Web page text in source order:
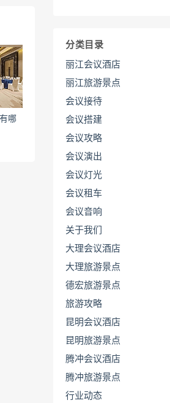
哪
分类目录
丽江会议酒店
丽江旅游景点
会议接待
会议搭建
会议攻略
会议演出
会议灯光
会议租车
会议音响
关于我们
大理会议酒店
大理旅游景点
德宏旅游景点
旅游攻略
昆明会议酒店
昆明旅游景点
腾冲会议酒店
腾冲旅游景点
行业动态